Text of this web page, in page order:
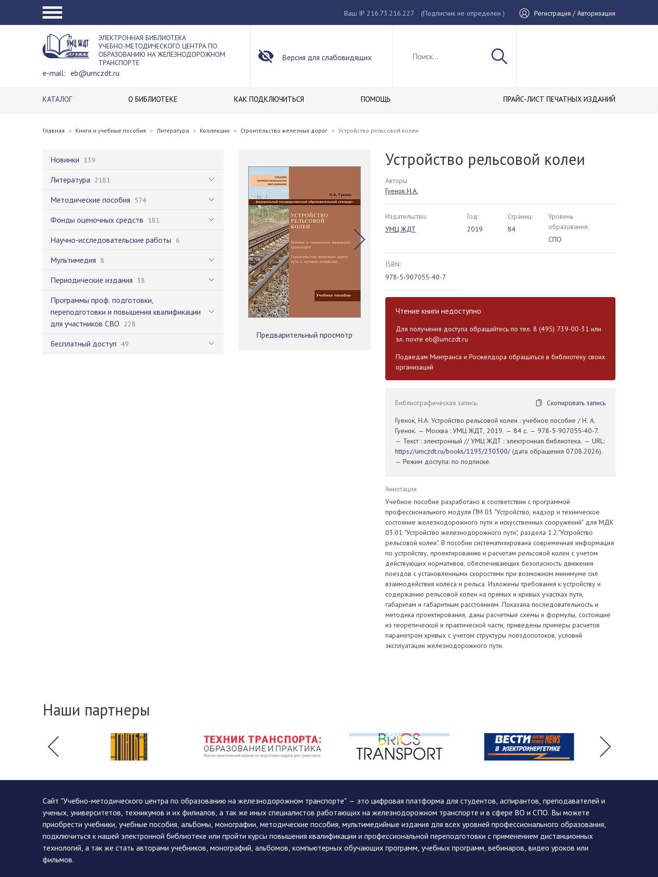
Ваш IP 216.73.216.227 (Подписчик не определен ) Регистрация / Авторизация
ЭЛЕКТРОННАЯ БИБЛИОТЕКА
УЧЕБНО-МЕТОДИЧЕСКОГО ЦЕНТРА ПО
ОБРАЗОВАНИЮ НА ЖЕЛЕЗНОДОРОЖНОМ
ТРАНСПОРТЕ
e-mail: eb@umczdt.ru
Версия для слабовидящих
КАТАЛОГ О БИБЛИОТЕКЕ КАК ПОДКЛЮЧИТЬСЯ ПОМОЩЬ ПРАЙС-ЛИСТ ПЕЧАТНЫХ ИЗДАНИЙ
Главная Книги и учебные пособия Литература Коллекции Строительство железных дорог Устройство рельсовой колеи
Новинки 139
Литература 2181
Методические пособия 574
Фонды оценочных средств 181
Научно-исследовательские работы 6
Мультимедия 8
Периодические издания 38
Программы проф. подготовки,
переподготовки и повышения квалификации
для участников СВО 228
Бесплатный доступ 49
Предварительный просмотр
Устройство рельсовой колеи
Авторы
Гуенок Н.А.
Издательство:
УМЦ ЖДТ
Год:
2019
Страниц:
84
Уровень
образования:
СПО
ISBN:
978-5-907055-40-7
Чтение книги недоступно
Для получения доступа обращайтесь по тел. 8 (495) 739-00-31 или
эл. почте eb@umczdt.ru
Подведам Минтранса и Росжелдора обращаться в библиотеку своих
организаций
Библиографическая запись:
Скопировать запись
Гуенок, Н.А. Устройство рельсовой колеи : учебное пособие / Н. А.
Гуенок. — Москва : УМЦ ЖДТ, 2019. — 84 с. — 978-5-907055-40-7.
— Текст : электронный // УМЦ ЖДТ : электронная библиотека. — URL:
https://umczdt.ru/books/1193/230300/(дата обращения 07.08.2026).
— Режим доступа: по подписке.
Аннотация
Учебное пособие разработано в соответствии с программой
профессионального модуля ПМ 03 "Устройство, надзор и техническое
состояние железнодорожного пути и искусственных сооружений" для МДК
03.01 "Устройство железнодорожного пути", раздела 1.2."Устройство
рельсовой колеи". В пособии систематизирована современная информация
по устройству, проектированию и расчетам рельсовой колеи с учетом
действующих нормативов, обеспечивающих безопасность движения
поездов с установленными скоростями при возможном минимуме сил
взаимодействия колеса и рельса. Изложены требования к устройству и
содержанию рельсовой колеи на прямых и кривых участках пути,
габаритам и габаритным расстояниям. Показана последовательность и
методика проектирования, даны расчетные схемы и формулы, состоящие
из теоретической и практической части, приведены примеры расчетов
параметром кривых с учетом структуры поездопотоков, условий
эксплуатации железнодорожного пути.
Наши партнеры
Сайт "Учебно-методического центра по образованию на железнодорожном транспорте" — это цифровая платформа для студентов, аспирантов, преподавателей и
ученых, университетов, техникумов и их филиалов, а так же иных специалистов работающих на железнодорожном транспорте и в сфере ВО и СПО. Вы можете
приобрести учебники, учебные пособия, альбомы, монографии, методические пособия, мультимедийные издания для всех уровней профессионального образования,
подключиться к нашей электронной библиотеке или пройти курсы повышения квалификации и профессиональной переподготовки с применением дистанционных
технологий, а так же стать авторами учебников, монографий, альбомов, компьютерных обучающих программ, учебных программ, вебинаров, видео уроков или
фильмов.